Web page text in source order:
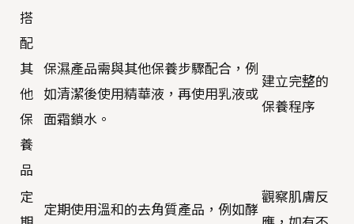
搭
配
其
他
保
養
品
保濕產品需與其他保養步驟配合，例
如清潔後使用精華液，再使用乳液或
面霜鎖水。
建立完整的
保養程序
定
定期使用溫和的去角質產品，例如酵
觀察肌膚反